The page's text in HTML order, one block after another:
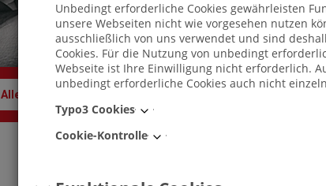
Alle Berufe
Unbedingt erforderliche Cookies gewährleisten
unsere Webseiten nicht wie vorgesehen nutzen
ausschließlich von uns verwendet und sind
Cookies. Für die Nutzung von unbedingt
Webseite ist Ihre Einwilligung nicht erforderlich.
unbedingt erforderliche Cookies auch nicht
Typo3 Cookies
Cookie-Kontrolle